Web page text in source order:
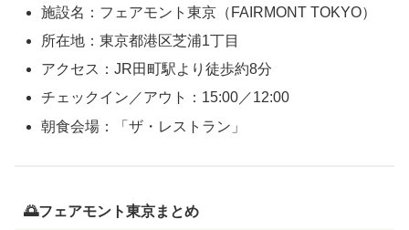
施設名：フェアモント東京（FAIRMONT TOKYO）
所在地：東京都港区芝浦1丁目
アクセス：JR田町駅より徒歩約8分
チェックイン／アウト：15:00／12:00
朝食会場：「ザ・レストラン」
🌅フェアモント東京まとめ